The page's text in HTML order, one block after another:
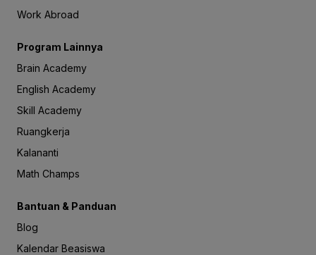
Work Abroad
Program Lainnya
Brain Academy
English Academy
Skill Academy
Ruangkerja
Kalananti
Math Champs
Bantuan & Panduan
Blog
Kalendar Beasiswa